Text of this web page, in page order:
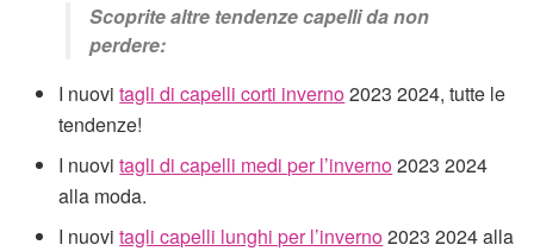
Scoprite altre tendenze capelli da non
perdere:
I nuovitagli di capelli corti inverno2023 2024, tutte le
tendenze!
I nuovitagli di capelli medi per l’inverno2023 2024
alla moda.
I nuovitagli capelli lunghi per l’inverno2023 2024 alla